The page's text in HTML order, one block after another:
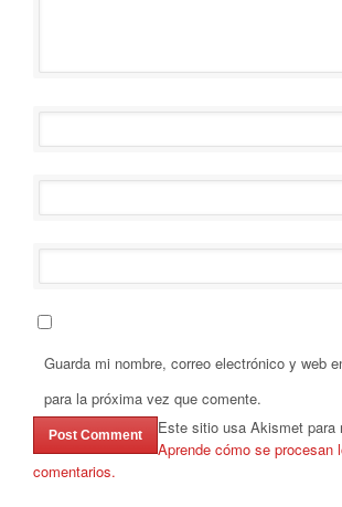
Guarda mi nombre, correo electrónico y web
para la próxima vez que comente.
Este sitio usa Akismet para
Aprende cómo se procesan
comentarios.